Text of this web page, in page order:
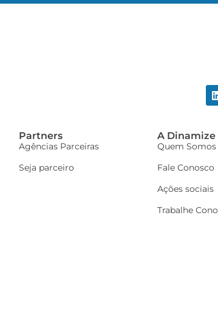
Partners
Agências Parceiras
Seja parceiro
A Dinamize
Quem Somos
Fale Conosco
Ações sociais
Trabalhe